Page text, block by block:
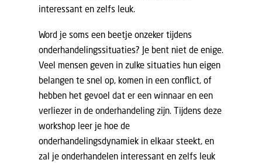
interessant en zelfs leuk.
Word je soms een beetje onzeker tijdens
onderhandelingssituaties? Je bent niet de enige.
Veel mensen geven in zulke situaties hun eigen
belangen te snel op, komen in een conflict, of
hebben het gevoel dat er een winnaar en een
verliezer in de onderhandeling zijn. Tijdens deze
workshop leer je hoe de
onderhandelingsdynamiek in elkaar steekt, en
zal je onderhandelen interessant en zelfs leuk